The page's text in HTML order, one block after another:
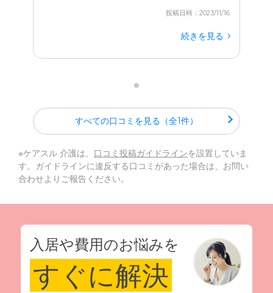
投稿日時：2023/11/16
続きを見る
すべての口コミを見る（全1件）
※ケアスル 介護は、 口コミ投稿ガイドラインを設置していま
す。ガイドラインに違反する口コミがあった場合は、お問い
合わせよりご報告ください。
入居や費用のお悩みを
すぐに解決